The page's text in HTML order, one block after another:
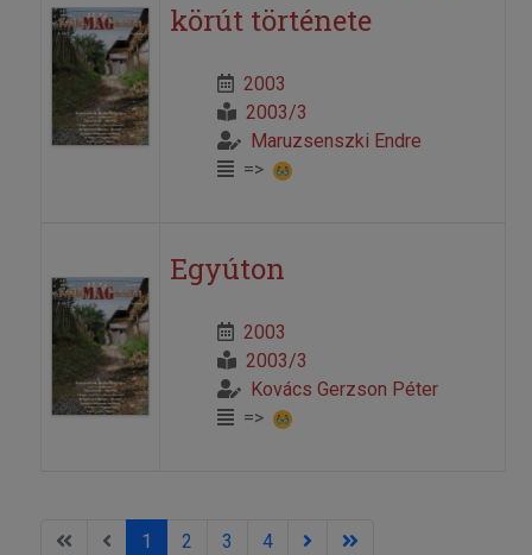
körút története
2003
2003/3
Maruzsenszki Endre
=>
Egyúton
2003
2003/3
Kovács Gerzson Péter
=>
1 2 3 4